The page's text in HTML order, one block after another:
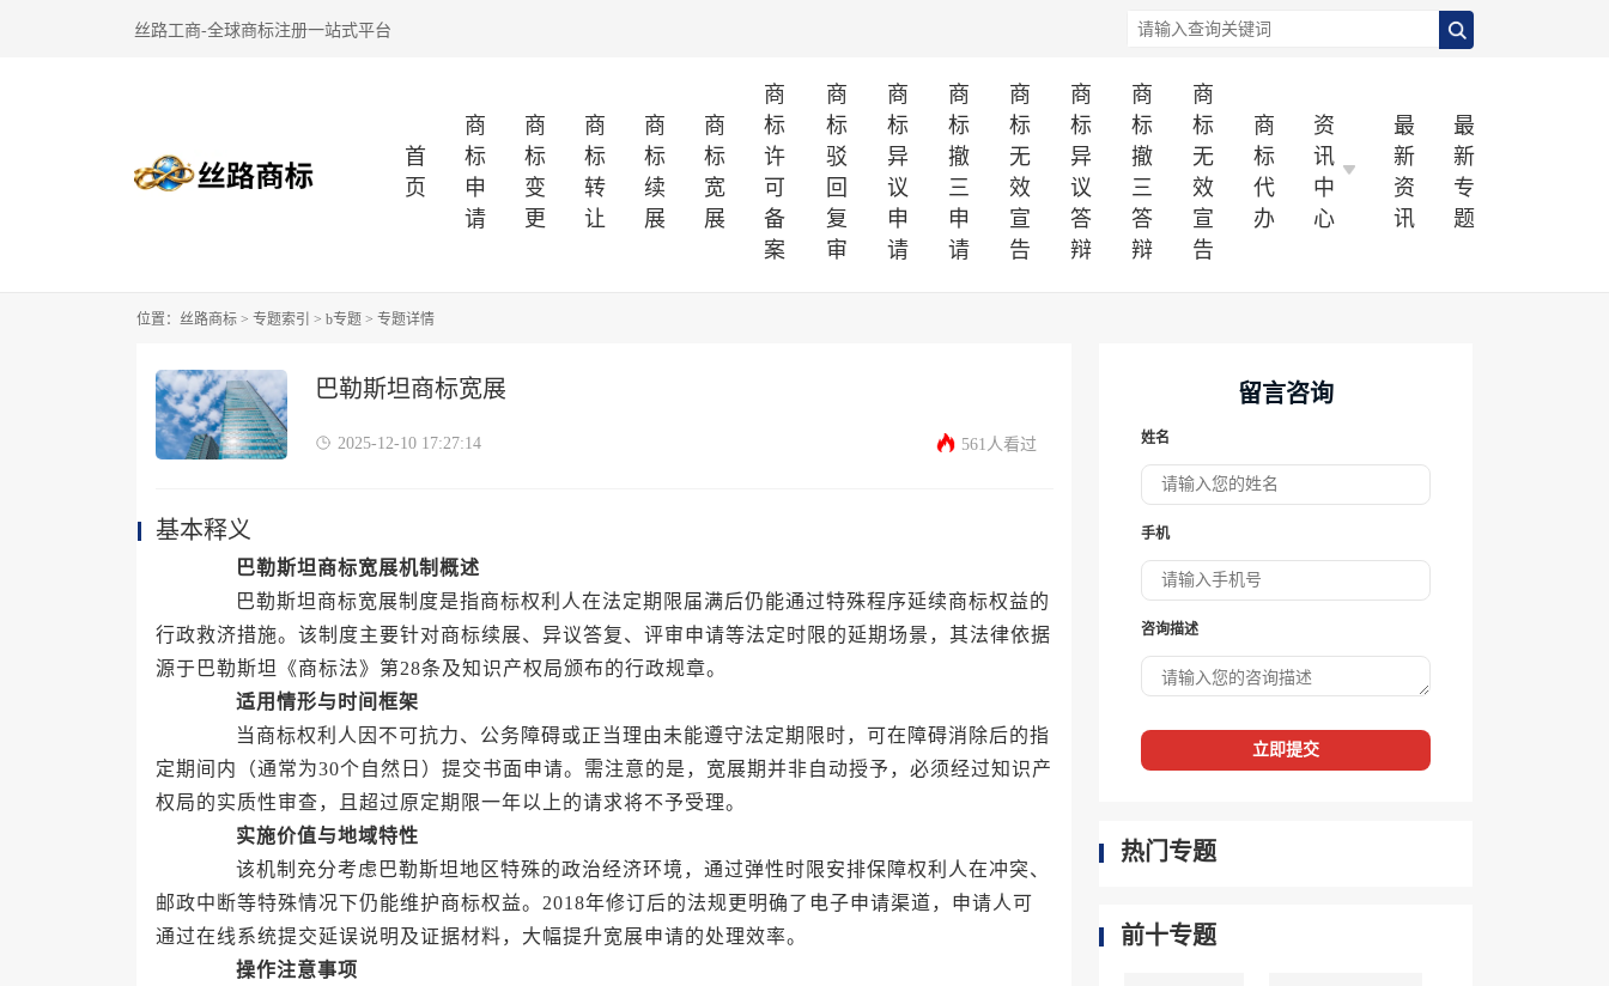
丝路工商-全球商标注册一站式平台
首
页
商
标
申
请
商
标
变
更
商
标
转
让
商
标
续
展
商
标
宽
展
商
标
许
可
备
案
商
标
驳
回
复
审
商
标
异
议
申
请
商
标
撤
三
申
请
商
标
无
效
宣
告
商
标
异
议
答
辩
商
标
撤
三
答
辩
商
标
无
效
宣
告
商
标
代
办
资
讯
中
心
最
新
资
讯
最
新
专
题
位置： 丝路商标 > 专题索引 > b专题 > 专题详情
巴勒斯坦商标宽展
2025-12-10 17:27:14 561人看过
基本释义
巴勒斯坦商标宽展机制概述
巴勒斯坦商标宽展制度是指商标权利人在法定期限届满后仍能通过特殊程序延续商标权益的
行政救济措施。该制度主要针对商标续展、异议答复、评审申请等法定时限的延期场景，其法律依据
源于巴勒斯坦《商标法》第28条及知识产权局颁布的行政规章。
适用情形与时间框架
当商标权利人因不可抗力、公务障碍或正当理由未能遵守法定期限时，可在障碍消除后的指
定期间内（通常为30个自然日）提交书面申请。需注意的是，宽展期并非自动授予，必须经过知识产
权局的实质性审查，且超过原定期限一年以上的请求将不予受理。
实施价值与地域特性
该机制充分考虑巴勒斯坦地区特殊的政治经济环境，通过弹性时限安排保障权利人在冲突、
邮政中断等特殊情况下仍能维护商标权益。2018年修订后的法规更明确了电子申请渠道，申请人可
通过在线系统提交延误说明及证据材料，大幅提升宽展申请的处理效率。
操作注意事项
留言咨询
姓名
手机
咨询描述
立即提交
热门专题
前十专题